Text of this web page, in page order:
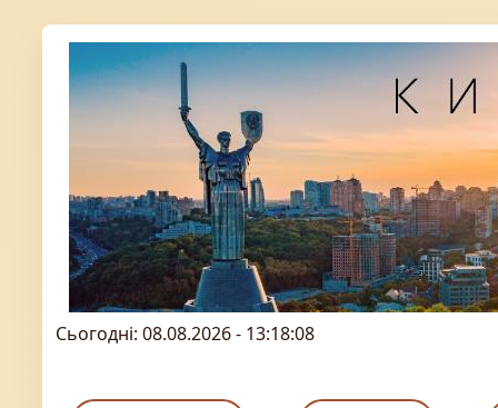
Сьогодні: 08.08.2026 - 13:18:08